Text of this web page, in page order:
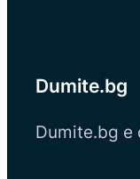
Dumite.bg
Dumite.bg е